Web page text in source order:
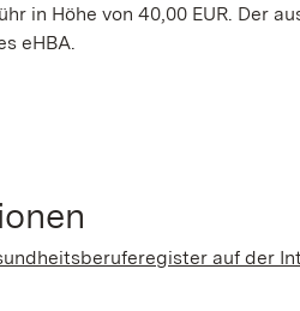
in Höhe von 40,00 EUR. Der
eHBA.
auf der